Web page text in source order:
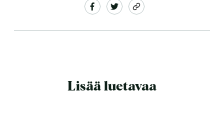
Lisää luetavaa